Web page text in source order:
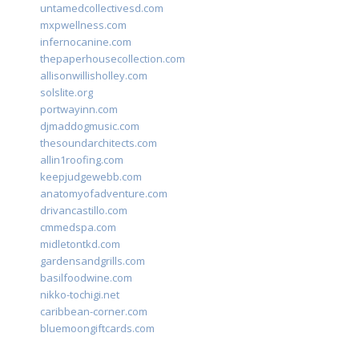
untamedcollectivesd.com
mxpwellness.com
infernocanine.com
thepaperhousecollection.com
allisonwillisholley.com
solslite.org
portwayinn.com
djmaddogmusic.com
thesoundarchitects.com
allin1roofing.com
keepjudgewebb.com
anatomyofadventure.com
drivancastillo.com
cmmedspa.com
midletontkd.com
gardensandgrills.com
basilfoodwine.com
nikko-tochigi.net
caribbean-corner.com
bluemoongiftcards.com